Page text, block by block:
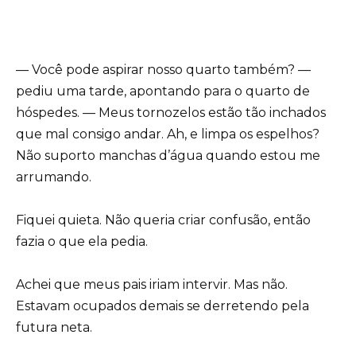
— Você pode aspirar nosso quarto também? —
pediu uma tarde, apontando para o quarto de
hóspedes. — Meus tornozelos estão tão inchados
que mal consigo andar. Ah, e limpa os espelhos?
Não suporto manchas d’água quando estou me
arrumando.
Fiquei quieta. Não queria criar confusão, então
fazia o que ela pedia.
Achei que meus pais iriam intervir. Mas não.
Estavam ocupados demais se derretendo pela
futura neta.